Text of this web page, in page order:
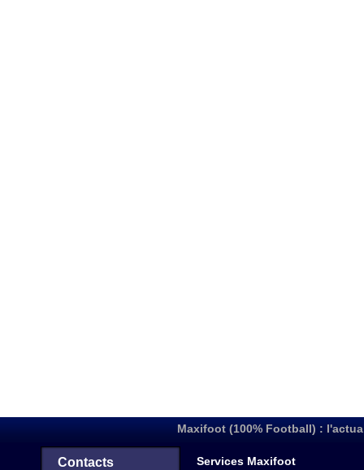
Maxifoot (100% Football) :
Contacts Services Maxifoot